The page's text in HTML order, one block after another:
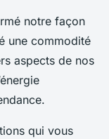
notre façon
une commodité
aspects de nos
qui vous